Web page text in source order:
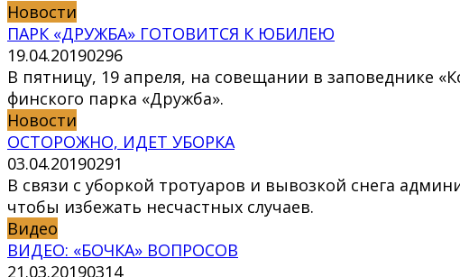
Новости
ПАРК «ДРУЖБА» ГОТОВИТСЯ К ЮБИЛЕЮ
19.04.20190296
В пятницу, 19 апреля, на совещании в заповеднике
финского парка «Дружба».
Новости
ОСТОРОЖНО, ИДЕТ УБОРКА
03.04.20190291
В связи с уборкой тротуаров и вывозкой снега
чтобы избежать несчастных случаев.
Видео
ВИДЕО: «БОЧКА» ВОПРОСОВ
21.03.20190314